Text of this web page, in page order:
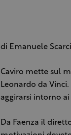
di Emanuele Scarci
Caviro mette sul
Leonardo da
aggirarsi intorno
Da Faenza il